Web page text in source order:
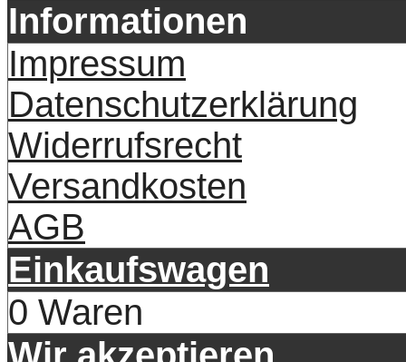
Informationen
Impressum
Datenschutzerklärung
Widerrufsrecht
Versandkosten
AGB
Einkaufswagen
0 Waren